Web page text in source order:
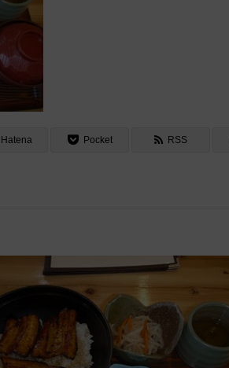
Hatena Pocket RSS